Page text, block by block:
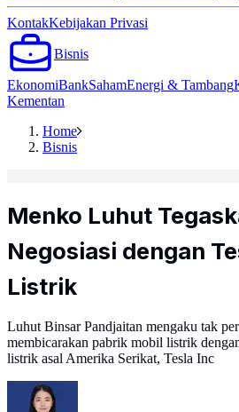
KontakKebijakan Privasi
Bisnis
EkonomiBankSahamEnergi & Tambang
Kementan
Home
Bisnis
Menko Luhut
Negosiasi dengan
Listrik
Luhut Binsar Pandjaitan mengaku tak
membicarakan pabrik mobil listrik
listrik asal Amerika Serikat, Tesla Inc